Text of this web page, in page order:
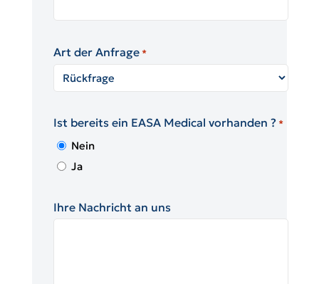
Art der Anfrage *
Ist bereits ein EASA Medical vorhanden ? *
Nein
Ja
Ihre Nachricht an uns